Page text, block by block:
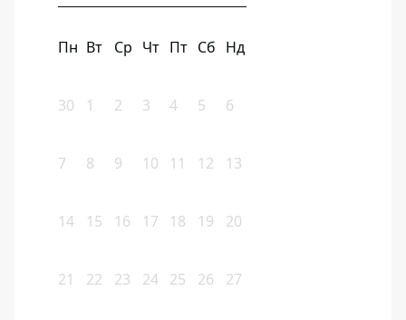
Пн Вт Ср Чт Пт Сб Нд
30 1 2 3 4 5 6
7 8 9 10 11 12 13
14 15 16 17 18 19 20
21 22 23 24 25 26 27